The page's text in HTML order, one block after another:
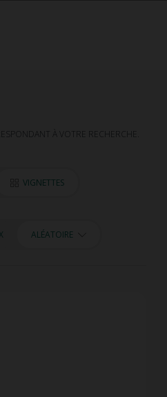
À VOTRE RECHERCHE.
VIGNETTES
ALÉATOIRE